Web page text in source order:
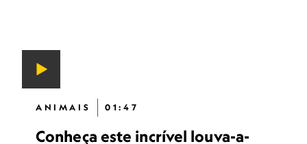
ANIMAIS 01:47
Conheça este incrível louva-a-